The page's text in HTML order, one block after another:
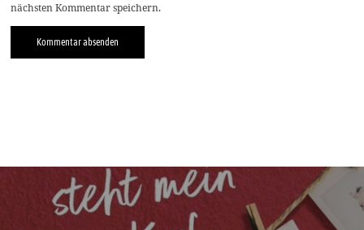
nächsten Kommentar speichern.